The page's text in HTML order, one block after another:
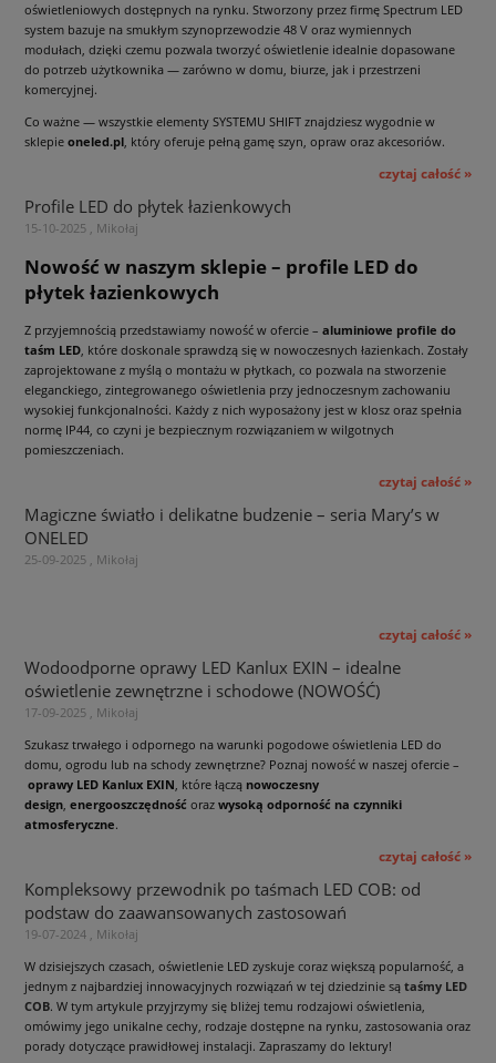
oświetleniowych dostępnych na rynku. Stworzony przez firmę Spectrum LED
system bazuje na smukłym szynoprzewodzie 48 V oraz wymiennych
modułach, dzięki czemu pozwala tworzyć oświetlenie idealnie dopasowane
do potrzeb użytkownika — zarówno w domu, biurze, jak i przestrzeni
komercyjnej.
Co ważne — wszystkie elementy SYSTEMU SHIFT znajdziesz wygodnie w
sklepie oneled.pl, który oferuje pełną gamę szyn, opraw oraz akcesoriów.
czytaj całość »
Profile LED do płytek łazienkowych
15-10-2025 , Mikołaj
Nowość w naszym sklepie – profile LED do
płytek łazienkowych
Z przyjemnością przedstawiamy nowość w ofercie – aluminiowe profile do
taśm LED , które doskonale sprawdzą się w nowoczesnych łazienkach. Zostały
zaprojektowane z myślą o montażu w płytkach, co pozwala na stworzenie
eleganckiego, zintegrowanego oświetlenia przy jednoczesnym zachowaniu
wysokiej funkcjonalności. Każdy z nich wyposażony jest w klosz oraz spełnia
normę IP44, co czyni je bezpiecznym rozwiązaniem w wilgotnych
pomieszczeniach.
czytaj całość »
Magiczne światło i delikatne budzenie – seria Mary’s w
ONELED
25-09-2025 , Mikołaj
czytaj całość »
Wodoodporne oprawy LED Kanlux EXIN – idealne
oświetlenie zewnętrzne i schodowe (NOWOŚĆ)
17-09-2025 , Mikołaj
Szukasz trwałego i odpornego na warunki pogodowe oświetlenia LED do
domu, ogrodu lub na schody zewnętrzne? Poznaj nowość w naszej ofercie –
oprawy LED Kanlux EXIN, które łączą nowoczesny
design, energooszczędność oraz wysoką odporność na czynniki
atmosferyczne.
czytaj całość »
Kompleksowy przewodnik po taśmach LED COB: od
podstaw do zaawansowanych zastosowań
19-07-2024 , Mikołaj
W dzisiejszych czasach, oświetlenie LED zyskuje coraz większą popularność, a
jednym z najbardziej innowacyjnych rozwiązań w tej dziedzinie są taśmy LED
COB. W tym artykule przyjrzymy się bliżej temu rodzajowi oświetlenia,
omówimy jego unikalne cechy, rodzaje dostępne na rynku, zastosowania oraz
porady dotyczące prawidłowej instalacji. Zapraszamy do lektury!